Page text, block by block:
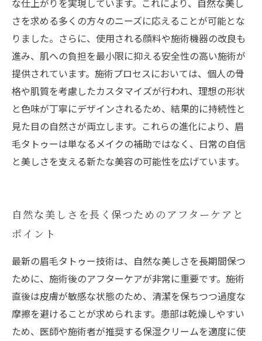
な仕上がりを実現しています。これにより、自然な美し
さを求める多くの方々のニーズに応えることが可能とな
りました。さらに、使用される顔料や施術機器の改良も
進み、肌への負担を最小限に抑える安全性の高い施術が
提供されています。施術プロセスにおいては、個人の骨
格や肌質を考慮したカスタマイズが行われ、理想の形状
と色味が丁寧にデザインされるため、結果的に持続性と
見た目の自然さが両立します。これらの進化により、眉
毛タトゥーは単なるメイクの補助ではなく、日常の自信
と美しさを支える新たな美容の可能性を広げています。
自然な美しさを長く保つためのアフターケアと
ポイント
最新の眉毛タトゥー技術は、自然な美しさを長期間保つ
ために、施術後のアフターケアが非常に重要です。施術
直後は皮膚が敏感な状態のため、清潔を保ちつつ過度な
摩擦を避けることが求められます。患部は乾燥しやすい
ため、医師や施術者が推奨する保湿クリームを適度に使